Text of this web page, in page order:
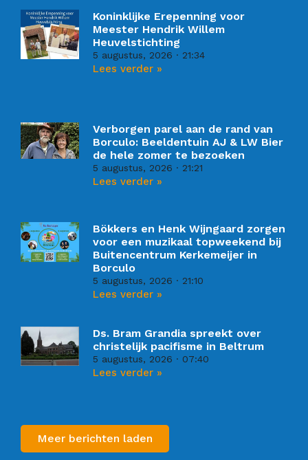
Koninklijke Erepenning voor
Meester Hendrik Willem
Heuvelstichting
5 augustus, 2026 21:34
Lees verder »
Verborgen parel aan de rand van
Borculo: Beeldentuin AJ & LW Bier
de hele zomer te bezoeken
5 augustus, 2026 21:21
Lees verder »
Bökkers en Henk Wijngaard zorgen
voor een muzikaal topweekend bij
Buitencentrum Kerkemeijer in
Borculo
5 augustus, 2026 21:10
Lees verder »
Ds. Bram Grandia spreekt over
christelijk pacifisme in Beltrum
5 augustus, 2026 07:40
Lees verder »
Meer berichten laden